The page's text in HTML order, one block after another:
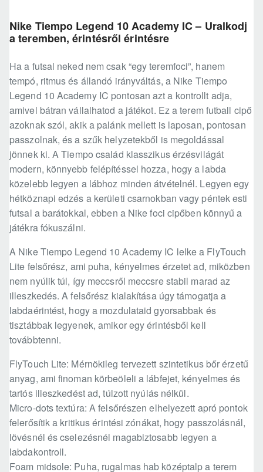
Nike Tiempo Legend 10 Academy IC – Uralkodj
a teremben, érintésről érintésre
Ha a futsal neked nem csak “egy teremfoci”, hanem
tempó, ritmus és állandó irányváltás, a Nike Tiempo
Legend 10 Academy IC pontosan azt a kontrollt adja,
amivel bátran vállalhatod a játékot. Ez a terem futball cipő
azoknak szól, akik a palánk mellett is laposan, pontosan
passzolnak, és a szűk helyzetekből is megoldással
jönnek ki. A Tiempo család klasszikus érzésvilágát
modern, könnyebb felépítéssel hozza, hogy a labda
közelebb legyen a lábhoz minden átvételnél. Legyen egy
hétköznapi edzés a kerületi csarnokban vagy péntek esti
futsal a barátokkal, ebben a Nike foci cipőben könnyű a
játékra fókuszálni.
A Nike Tiempo Legend 10 Academy IC lelke a FlyTouch
Lite felsőrész, ami puha, kényelmes érzetet ad, miközben
nem nyúlik túl, így meccsről meccsre stabil marad az
illeszkedés. A felsőrész kialakítása úgy támogatja a
labdaérintést, hogy a mozdulataid gyorsabbak és
tisztábbak legyenek, amikor egy érintésből kell
továbbtenni.
FlyTouch Lite: Mérnökileg tervezett szintetikus bőr érzetű
anyag, ami finoman körbeöleli a lábfejet, kényelmes és
tartós illeszkedést ad, túlzott nyúlás nélkül.
Micro-dots textúra: A felsőrészen elhelyezett apró pontok
felerősítik a kritikus érintési zónákat, hogy passzolásnál,
lövésnél és cselezésnél magabiztosabb legyen a
labdakontroll.
Foam midsole: Puha, rugalmas hab középtalp a terem